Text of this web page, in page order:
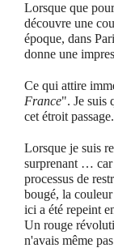
Lorsque que
découvre une
époque, dans
donne une
Ce qui attire
France". Je suis
cet étroit
Lorsque je suis
surprenant … car
processus de
bougé, la
ici a été repeint
Un rouge
n'avais même